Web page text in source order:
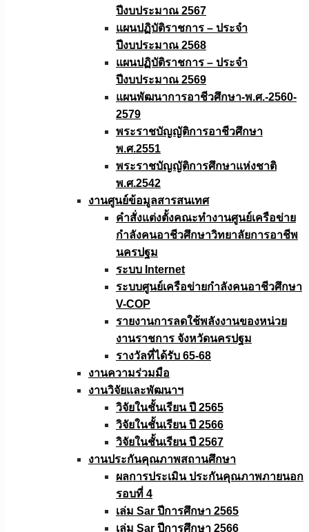
ปีงบประมาณ 2567
แผนปฏิบัติราชการ – ประจำ
ปีงบประมาณ 2568
แผนปฏิบัติราชการ – ประจำ
ปีงบประมาณ 2569
แผนพัฒนาการอาชีวศึกษา-พ.ศ.-2560-
2579
พระราชบัญญัติการอาชีวศึกษา
พ.ศ.2551
พระราชบัญญัติการศึกษาแห่งชาติ
พ.ศ.2542
งานศูนย์ข้อมูลสารสนเทศ
คำสั่งแต่งตั้งคณะทำงานศูนย์เครือข่าย
กำลังคนอาชีวศึกษาวิทยาลัยการอาชีพ
นครปฐม
ระบบ Internet
ระบบศูนย์เครือข่ายกำลังคนอาชีวศึกษา
V-COP
รายงานการลดใช้พลังงานของหน่วย
งานราชการ จังหวัดนครปฐม
รางวัลที่ได้รับ 65-68
งานความร่วมมือ
งานวิจัยเเละพัฒนาฯ
วิจัยในชั้นเรียน ปี 2565
วิจัยในชั้นเรียน ปี 2566
วิจัยในชั้นเรียน ปี 2567
งานประกันคุณภาพสถานศึกษา
ผลการประเมิน ประกันคุณภาพภายนอก
รอบที่ 4
เล่ม Sar ปีการศึกษา 2565
เล่ม Sar ปีการศึกษา 2566